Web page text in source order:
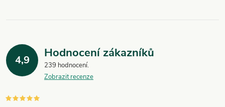
4,9 Hodnocení zákazníků
239 hodnocení
Zobrazit recenze